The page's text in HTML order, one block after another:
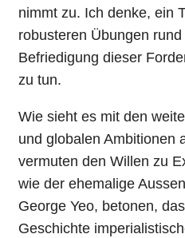
nimmt zu. Ich denke, ein
robusteren Übungen
Befriedigung dieser
zu tun.
Wie sieht es mit den
und globalen Ambitionen
vermuten den Willen zu
wie der ehemalige
George Yeo, betonen,
Geschichte